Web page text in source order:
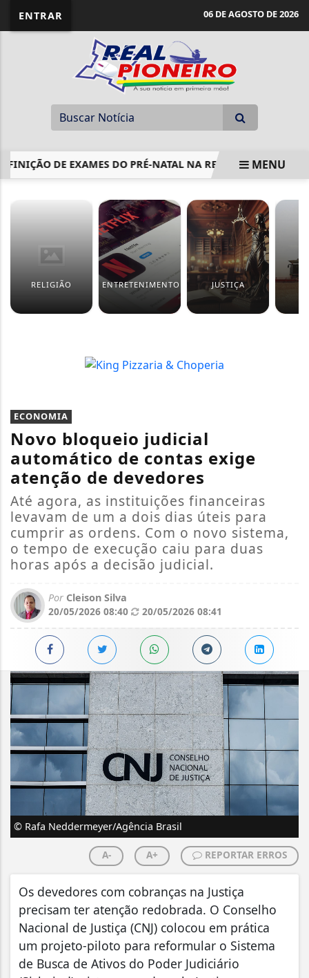
ENTRAR 06 DE AGOSTO DE 2026
DE EXAMES DO PRÉ-NATAL NA REDE PÚBLICAMENU
RELIGIÃO ENTRETENIMENTO JUSTIÇA
ECONOMIA
Novo bloqueio judicial
automático de contas exige
atenção de devedores
Até agora, as instituições financeiras
levavam de um a dois dias úteis para
cumprir as ordens. Com o novo sistema,
o tempo de execução caiu para duas
horas após a decisão judicial.
Por Cleison Silva
20/05/2026 08:40
20/05/2026 08:41
© Rafa Neddermeyer/Agência Brasil
A- A+ REPORTAR ERROS
Os devedores com cobranças na Justiça
precisam ter atenção redobrada. O Conselho
Nacional de Justiça (CNJ) colocou em prática
um projeto-piloto para reformular o Sistema
de Busca de Ativos do Poder Judiciário